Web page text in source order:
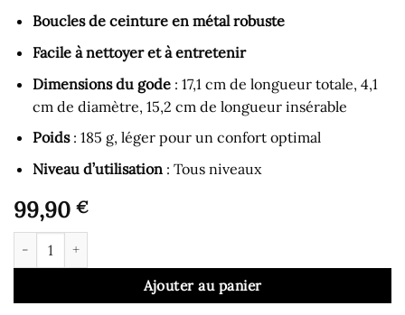
Boucles de ceinture en métal robuste
Facile à nettoyer et à entretenir
Dimensions du gode: 17,1 cm de longueur totale, 4,1
cm de diamètre, 15,2 cm de longueur insérable
Poids: 185 g, léger pour un confort optimal
Niveau d’utilisation: Tous niveaux
99,90 €
quantité de Gode Ceinture - Sangles de Taille avec Gode
Ajouter au panier